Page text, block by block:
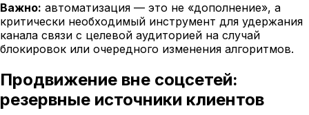
Важно: автоматизация — это не «дополнение», а
критически необходимый инструмент для удержания
канала связи с целевой аудиторией на случай
блокировок или очередного изменения алгоритмов.
Продвижение вне соцсетей:
резервные источники клиентов